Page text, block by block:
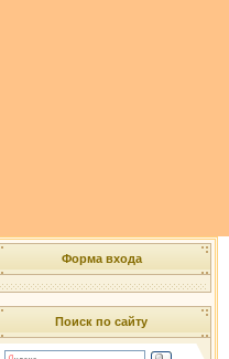
Форма входа
Поиск по сайту